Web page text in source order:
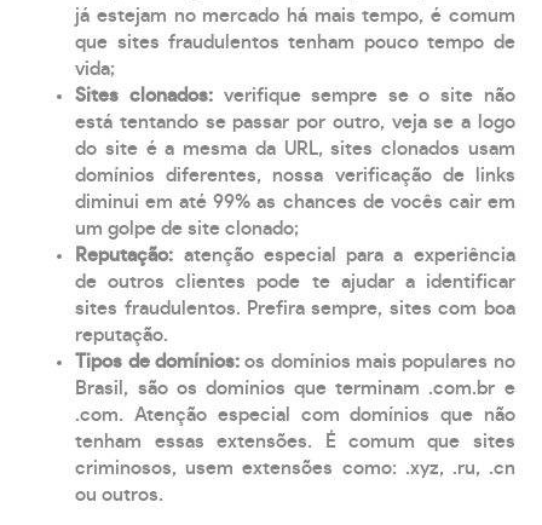
já estejam no mercado há mais tempo, é comum
que sites fraudulentos tenham pouco tempo de
vida;
Sites clonados: verifique sempre se o site não
está tentando se passar por outro, veja se a logo
do site é a mesma da URL, sites clonados usam
domínios diferentes, nossa verificação de links
diminui em até 99% as chances de vocês cair em
um golpe de site clonado;
Reputação: atenção especial para a experiência
de outros clientes pode te ajudar a identificar
sites fraudulentos. Prefira sempre, sites com boa
reputação.
Tipos de domínios:os domínios mais populares no
Brasil, são os domínios que terminam .com.br e
.com. Atenção especial com domínios que não
tenham essas extensões. É comum que sites
criminosos, usem extensões como: .xyz, .ru, .cn
ou outros.